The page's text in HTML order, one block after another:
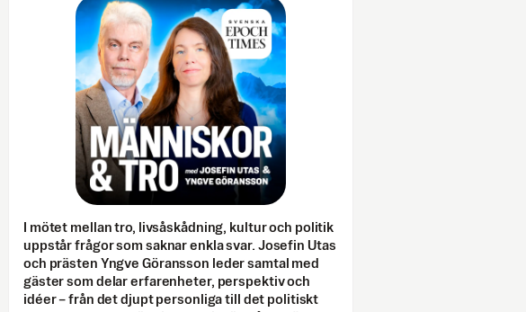
I mötet mellan tro, livsåskådning, kultur och politik
uppstår frågor som saknar enkla svar. Josefin Utas
och prästen Yngve Göransson leder samtal med
gäster som delar erfarenheter, perspektiv och
idéer – från det djupt personliga till det politiskt